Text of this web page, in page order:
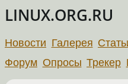
LINUX.ORG.RU
Новости Галерея
Форум Опросы Трекер